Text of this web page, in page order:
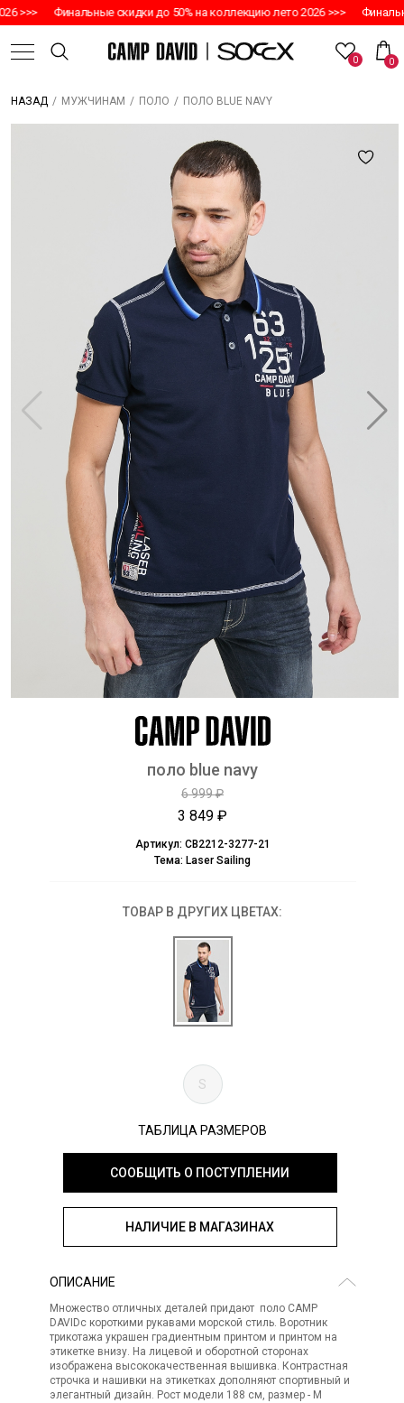
>>> Финальные скидки до 50% на коллекцию лето 2026 >>>
0 0
НАЗАД / МУЖЧИНАМ / ПОЛО / ПОЛО BLUE NAVY
поло blue navy
6 999 ₽
3 849 ₽
Артикул: CB2212-3277-21
Тема: Laser Sailing
ТОВАР В ДРУГИХ ЦВЕТАХ:
S
ТАБЛИЦА РАЗМЕРОВ
СООБЩИТЬ О ПОСТУПЛЕНИИ
НАЛИЧИЕ В МАГАЗИНАХ
ОПИСАНИЕ
Множество отличных деталей придают поло CAMP
DAVIDс короткими рукавами морской стиль. Воротник
трикотажа украшен градиентным принтом и принтом на
этикетке внизу. На лицевой и оборотной сторонах
изображена высококачественная вышивка. Контрастная
строчка и нашивки на этикетках дополняют спортивный и
элегантный дизайн. Рост модели 188 см, размер - М